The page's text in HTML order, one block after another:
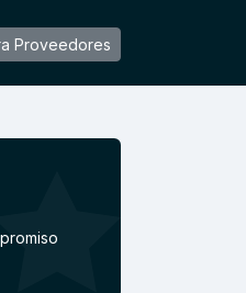
Proveedores